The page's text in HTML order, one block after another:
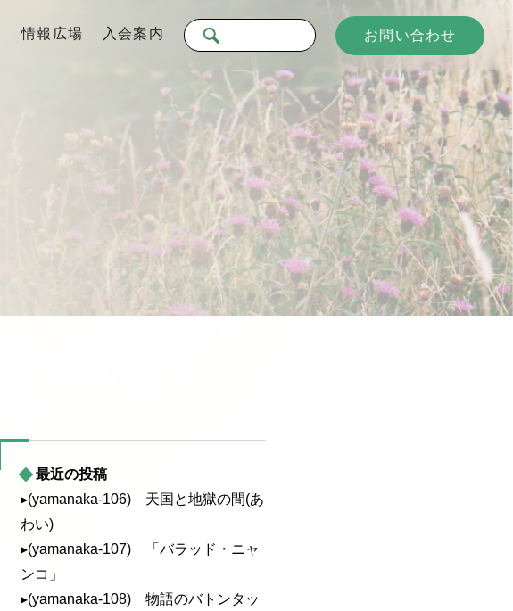
情報広場 入会案内 お問い合わせ
最近の投稿
▸(yamanaka-106) 天国と地獄の間(あ
わい)
▸(yamanaka-107) 「バラッド・ニャ
ンコ」
▸(yamanaka-108) 物語のバトンタッ